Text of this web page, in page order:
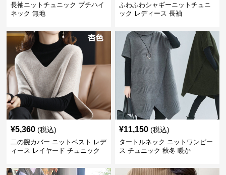
長袖ニットチュニック プチハイ
ネック 無地
ふわふわシャギーニットチュニ
ック レディース 長袖
¥5,360 (税込)
二の腕カバー ニットベスト レデ
ィース レイヤード チュニック
¥11,150 (税込)
タートルネック ニットワンピー
ス チュニック 秋冬 暖か